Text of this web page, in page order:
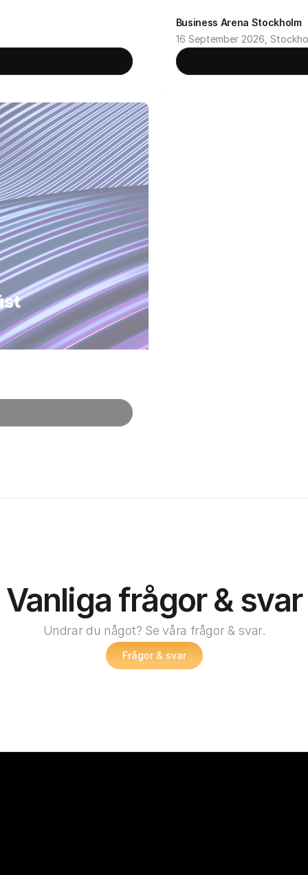
Business Arena Stockholm
16 September 2026,
Vanliga frågor & svar
Undrar du något? Se våra frågor & svar.
Frågor & svar